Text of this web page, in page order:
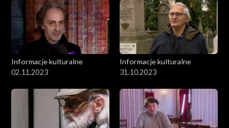
Informacje kulturalne
02.11.2023
Informacje kulturalne
31.10.2023